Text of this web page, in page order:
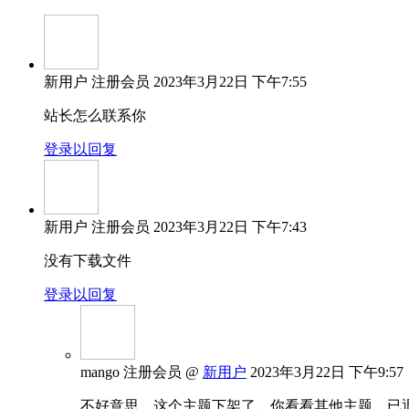
新用户 注册会员 2023年3月22日 下午7:55
站长怎么联系你
登录以回复
新用户 注册会员 2023年3月22日 下午7:43
没有下载文件
登录以回复
mango 注册会员 @ 新用户 2023年3月22日 下午9:57
不好意思，这个主题下架了，你看看其他主题，已